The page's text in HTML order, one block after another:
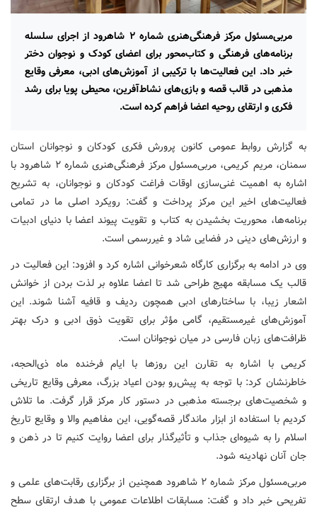
مربی‌مسئول مرکز فرهنگی‌هنری شماره ۲ شاهرود از اجرای سلسله
برنامه‌های فرهنگی و کتاب‌محور برای اعضای کودک و نوجوان دختر
خبر داد. این فعالیت‌ها با ترکیبی از آموزش‌های ادبی، معرفی وقایع
مذهبی در قالب قصه و بازی‌های نشاط‌آفرین، محیطی پویا برای رشد
فکری و ارتقای روحیه اعضا فراهم کرده است.
به گزارش روابط عمومی کانون پرورش فکری کودکان و نوجوانان استان
سمنان، مریم کریمی، مربی‌مسئول مرکز فرهنگی‌هنری شماره ۲ شاهرود با
اشاره به اهمیت غنی‌سازی اوقات فراغت کودکان و نوجوانان، به تشریح
فعالیت‌های اخیر این مرکز پرداخت و گفت: رویکرد اصلی ما در تمامی
برنامه‌ها، محوریت بخشیدن به کتاب و تقویت پیوند اعضا با دنیای ادبیات
و ارزش‌های دینی در فضایی شاد و غیررسمی است.
وی در ادامه به برگزاری کارگاه شعرخوانی اشاره کرد و افزود: این فعالیت در
قالب یک مسابقه مهیج طراحی شد تا اعضا علاوه بر لذت بردن از خوانش
اشعار زیبا، با ساختارهای ادبی همچون ردیف و قافیه آشنا شوند. این
آموزش‌های غیرمستقیم، گامی مؤثر برای تقویت ذوق ادبی و درک بهتر
ظرافت‌های زبان فارسی در میان نوجوانان است.
کریمی با اشاره به تقارن این روزها با ایام فرخنده ماه ذی‌الحجه،
خاطرنشان کرد: با توجه به پیش‌رو بودن اعیاد بزرگ، معرفی وقایع تاریخی
و شخصیت‌های برجسته مذهبی در دستور کار مرکز قرار گرفت. ما تلاش
کردیم با استفاده از ابزار ماندگار قصه‌گویی، این مفاهیم والا و وقایع تاریخ
اسلام را به شیوه‌ای جذاب و تأثیرگذار برای اعضا روایت کنیم تا در ذهن و
جان آنان نهادینه شود.
مربی‌مسئول مرکز شماره ۲ شاهرود همچنین از برگزاری رقابت‌های علمی و
تفریحی خبر داد و گفت: مسابقات اطلاعات عمومی با هدف ارتقای سطح